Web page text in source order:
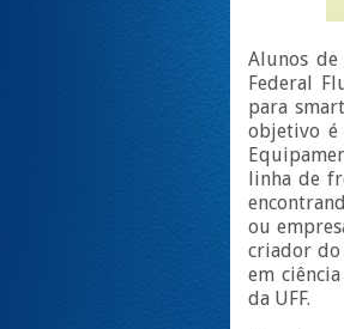
Alunos
Federal
para
objetivo é
linha de
ou
criador do
em
da UFF.